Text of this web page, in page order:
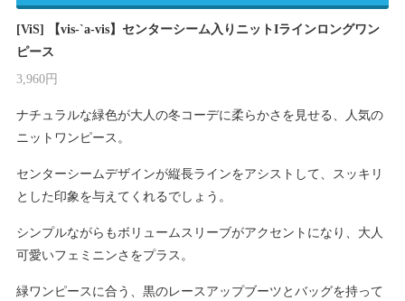
[ViS] 【vis-`a-vis】センターシーム入りニットIラインロングワン
ピース
3,960円
ナチュラルな緑色が大人の冬コーデに柔らかさを見せる、人気の
ニットワンピース。
センターシームデザインが縦長ラインをアシストして、スッキリ
とした印象を与えてくれるでしょう。
シンプルながらもボリュームスリーブがアクセントになり、大人
可愛いフェミニンさをプラス。
緑ワンピースに合う、黒のレースアップブーツとバッグを持って